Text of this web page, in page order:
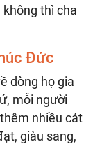
thì cha
Đức
dòng họ gia
mỗi người
nhiều cát
giàu sang,